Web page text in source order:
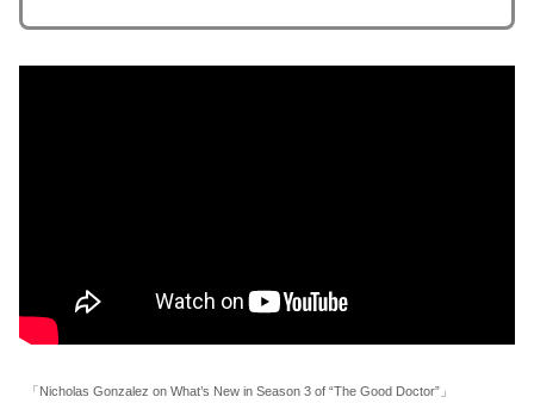
「Nicholas Gonzalez on What’s New in Season 3 of “The Good Doctor”」